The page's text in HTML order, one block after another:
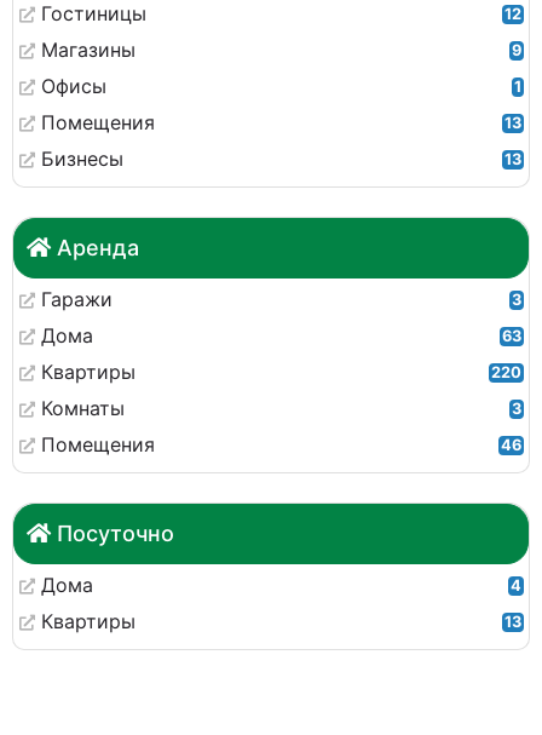
Гостиницы 12
Магазины 9
Офисы 1
Помещения 13
Бизнесы 13
Аренда
Гаражи 3
Дома 63
Квартиры 220
Комнаты 3
Помещения 46
Посуточно
Дома 4
Квартиры 13